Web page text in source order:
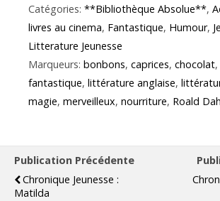
Catégories: **Bibliothèque Absolue**,
livres au cinema, Fantastique, Humour,
Litterature Jeunesse
Marqueurs: bonbons, caprices, chocolat,
fantastique, littérature anglaise,
magie, merveilleux, nourriture, Roald
Publication Précédente
Chronique Jeunesse :
Matilda